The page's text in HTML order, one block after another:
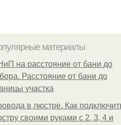
материалы
на расстояние от бани до
Расстояние от бани до
участка
в люстре. Как
своими руками с 2, 3, 4 и